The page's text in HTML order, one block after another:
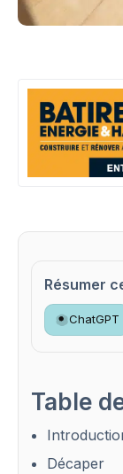
Résumer
ChatGPT
Table
Décaper